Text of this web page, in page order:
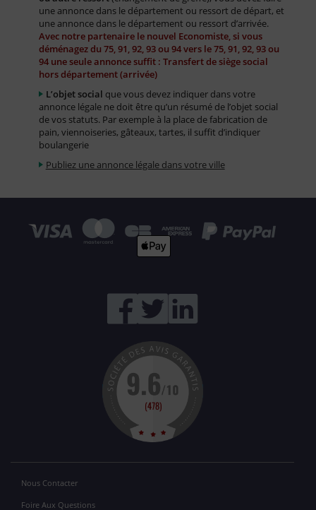
une annonce dans le département ou ressort de départ, et
une annonce dans le département ou ressort d’arrivée.
Avec notre partenaire le nouvel Economiste, si vous
déménagez du 75, 91, 92, 93 ou 94 vers le 75, 91, 92, 93 ou
94 une seule annonce suffit : Transfert de siège social
hors département (arrivée)
L’objet social que vous devez indiquer dans votre
annonce légale ne doit être qu’un résumé de l’objet social
de vos statuts. Par exemple à la place de fabrication de
pain, viennoiseries, gâteaux, tartes, il suffit d’indiquer
boulangerie
Publiez une annonce légale dans votre ville
Nous Contacter
Foire Aux Questions